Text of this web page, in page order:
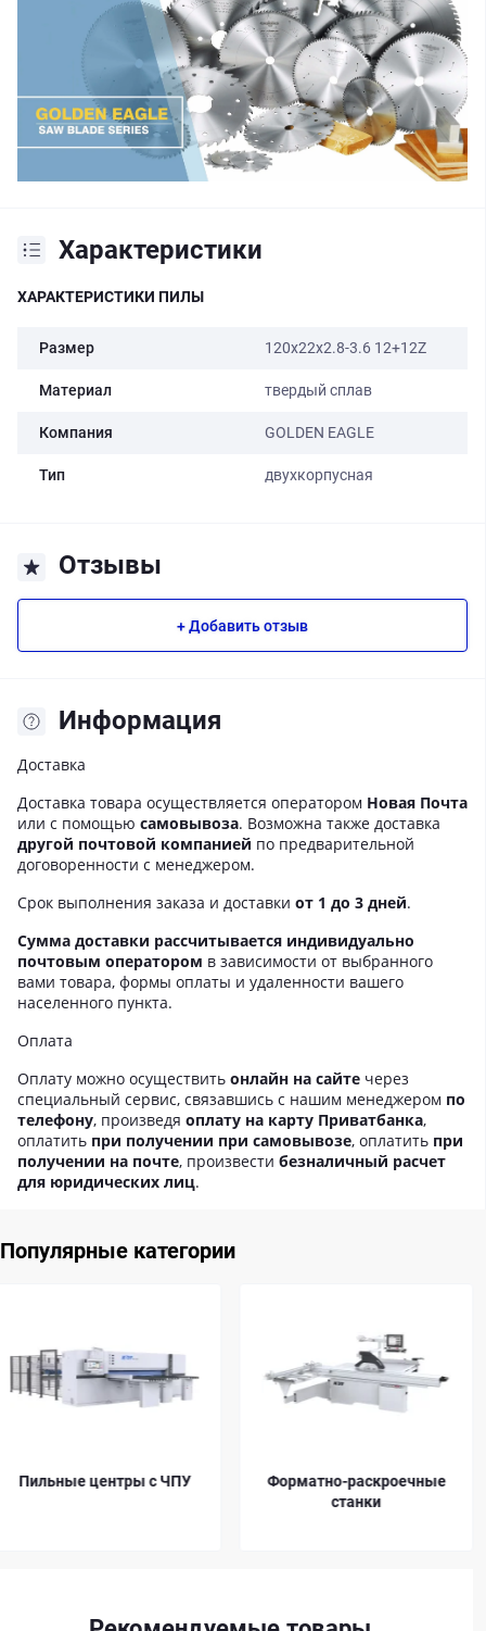
Характеристики
ХАРАКТЕРИСТИКИ ПИЛЫ
Размер 120x22x2.8-3.6 12+12Z
Материал твердый сплав
Компания GOLDEN EAGLE
Тип двухкорпусная
Отзывы
+ Добавить отзыв
Информация
Доставка
Доставка товара осуществляется оператором Новая Почта
или с помощью самовывоза. Возможна также доставка
другой почтовой компанией по предварительной
договоренности с менеджером.
Срок выполнения заказа и доставки от 1 до 3 дней.
Сумма доставки рассчитывается индивидуально
почтовым оператором в зависимости от выбранного
вами товара, формы оплаты и удаленности вашего
населенного пункта.
Оплата
Оплату можно осуществить онлайн на сайте через
специальный сервис, связавшись с нашим менеджером по
телефону, произведя оплату на карту Приватбанка,
оплатить при получении при самовывозе, оплатить при
получении на почте, произвести безналичный расчет
для юридических лиц.
Популярные категории
Форматно-раскроечные
Запчасти для пильных
центров KDT